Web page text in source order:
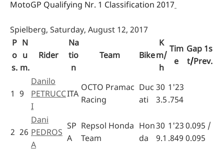
MotoGP Qualifying Nr. 1 Classification 2017
Spielberg, Saturday, August 12, 2017
P
o
s.
N
u
m.
Rider
Na
tio
n
Team Bike
K
m/
h
Tim
e
Gap 1s
t/Prev.
1 9
Danilo
PETRUCC
I
ITA
OCTO Pramac
Racing
Duc
ati
30
3.5
1'23
.754
2 26
Dani
PEDROS
A
SP
A
Repsol Honda
Team
Hon
da
30
9.1
1'23
.849
0.095 /
0.095